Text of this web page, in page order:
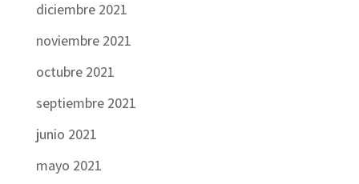
diciembre 2021
noviembre 2021
octubre 2021
septiembre 2021
junio 2021
mayo 2021